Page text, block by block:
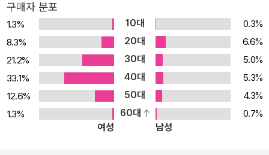
판 박스 세트 2차분에는 7년간 지면에 발표한 단편들을 모은 비교적
최근작인 소설집 『오직 두 사람』, 김영하라는 이름을 문단과 대중에
뚜렷이 각인시킨 첫 장편소설 『나는 나를 파괴할 권리가 있다』, 분단
이후 한국문학사에 새로운 이정표를 세운 『빛의 제국』, 김영하식 슬
픔의 미학을 볼 수 있는 『너의 목소리가 들려』, 한국의 이십대 또는 이
십대적인 삶을 그려낸 『퀴즈쇼』 그리고 충격적인 첫 소설집 『호출』이
포함되었다. 단 한 종도 절판되지 않고 한 작가의 모든 작품이 쇄를 거
듭하며 꾸준히 사랑받아온 것은 한국문학사에서 매우 드문 장면이다.
구매자 분포
1.3% 10대
0.3%
8.3%
20대
6.6%
21.2%
30대
5.0%
33.1%
40대
5.3%
12.6%
50대
4.3%
1.3%
60대
0.7%
여성
남성